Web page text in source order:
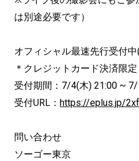
は別途必要です）
オフィシャル最速先行受付
＊クレジットカード決済限定
受付期間：7/4(木) 21:00 ~
受付URL： https://eplus.jp/
問い合わせ
ソーゴー東京